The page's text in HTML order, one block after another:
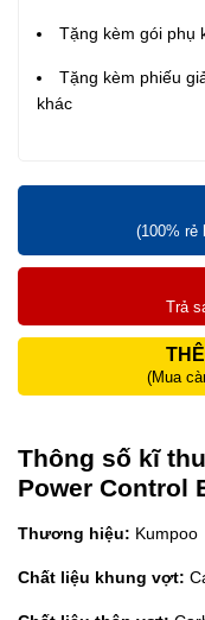
Tặng kèm gói phụ
Tặng kèm phiếu
khác
(100% rẻ
Trả
(Mua
Thông số kĩ
Power Control
Thương hiệu: Kumpoo
Chất liệu khung vợt: